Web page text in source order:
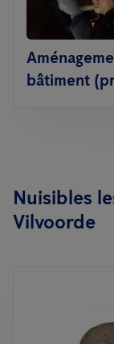
bâtiment
Nuisibles
Vilvoorde